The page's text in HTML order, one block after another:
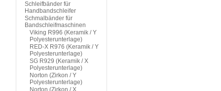
Schleifbänder für
Handbandschleifer
Schmalbänder für
Bandschleifmaschinen
Viking R996 (Keramik / Y
Polyesterunterlage)
RED-X R976 (Keramik / Y
Polyesterunterlage)
SG R929 (Keramik / X
Polyesterunterlage)
Norton (Zirkon / Y
Polyesterunterlage)
Norton (Zirkon / X